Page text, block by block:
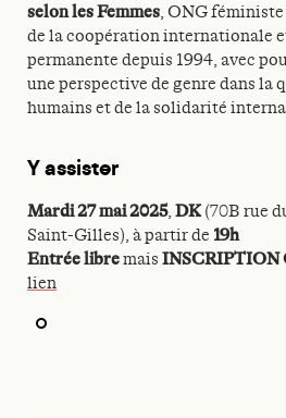
selon les Femmes, ONG
de la coopération internationale
permanente depuis 1994, avec
une perspective de genre dans la
humains et de la solidarité
Y assister
Mardi 27 mai 2025, DK(70B rue
Saint-Gilles), à partir de 19h
Entrée libremais INSCRIPTION
lien